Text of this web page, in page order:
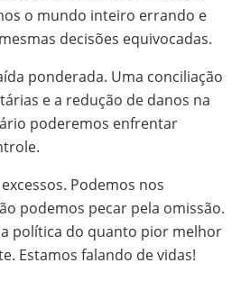
o mundo inteiro errando e
decisões equivocadas.
ponderada. Uma conciliação
e a redução de danos na
poderemos enfrentar
Podemos nos
podemos pecar pela omissão.
política do quanto pior melhor
Estamos falando de vidas!